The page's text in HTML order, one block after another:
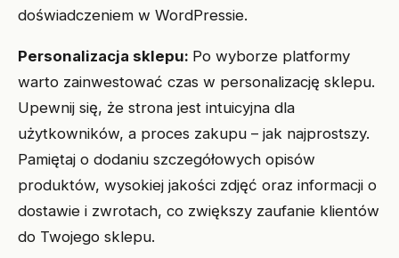
doświadczeniem w WordPressie.
Personalizacja sklepu: Po wyborze platformy
warto zainwestować czas w personalizację sklepu.
Upewnij się, że strona jest intuicyjna dla
użytkowników, a proces zakupu – jak najprostszy.
Pamiętaj o dodaniu szczegółowych opisów
produktów, wysokiej jakości zdjęć oraz informacji o
dostawie i zwrotach, co zwiększy zaufanie klientów
do Twojego sklepu.